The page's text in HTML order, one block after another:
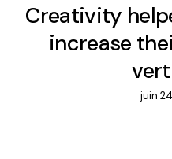
maîtriser les techniques
Creativity
increase
juin